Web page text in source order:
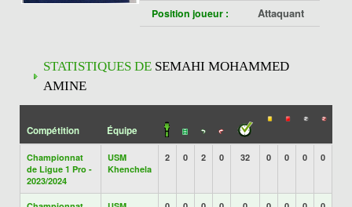
Position joueur : Attaquant
STATISTIQUES DE SEMAHI MOHAMMED
AMINE
Compétition Équipe
Championnat
de Ligue 1 Pro -
2023/2024
USM
Khenchela
2 0 2 0 32 0 0 0 0